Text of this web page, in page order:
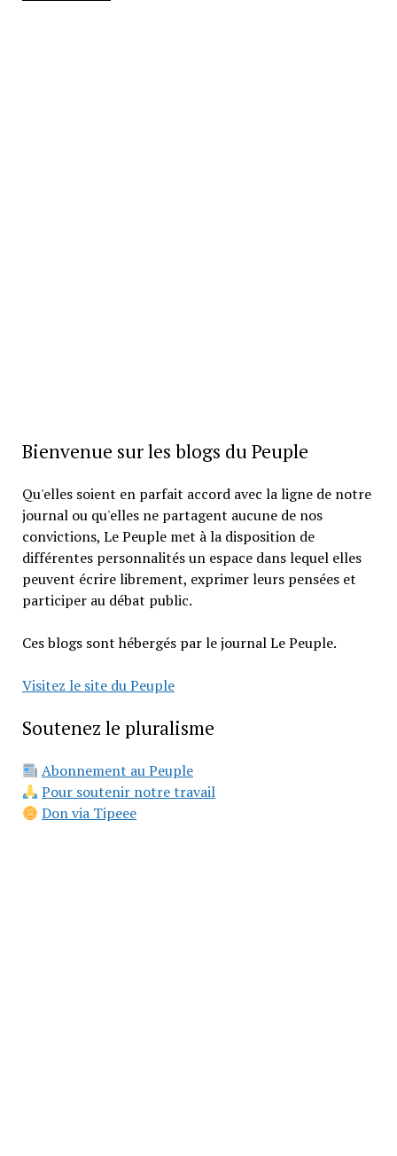
Bienvenue sur les blogs du Peuple
Qu'elles soient en parfait accord avec la ligne de notre
journal ou qu'elles ne partagent aucune de nos
convictions, Le Peuple met à la disposition de
différentes personnalités un espace dans lequel elles
peuvent écrire librement, exprimer leurs pensées et
participer au débat public.
Ces blogs sont hébergés par le journal Le Peuple.
Visitez le site du Peuple
Soutenez le pluralisme
Abonnement au Peuple
Pour soutenir notre travail
Don via Tipeee